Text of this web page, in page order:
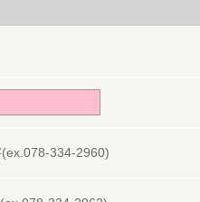
334-2960)